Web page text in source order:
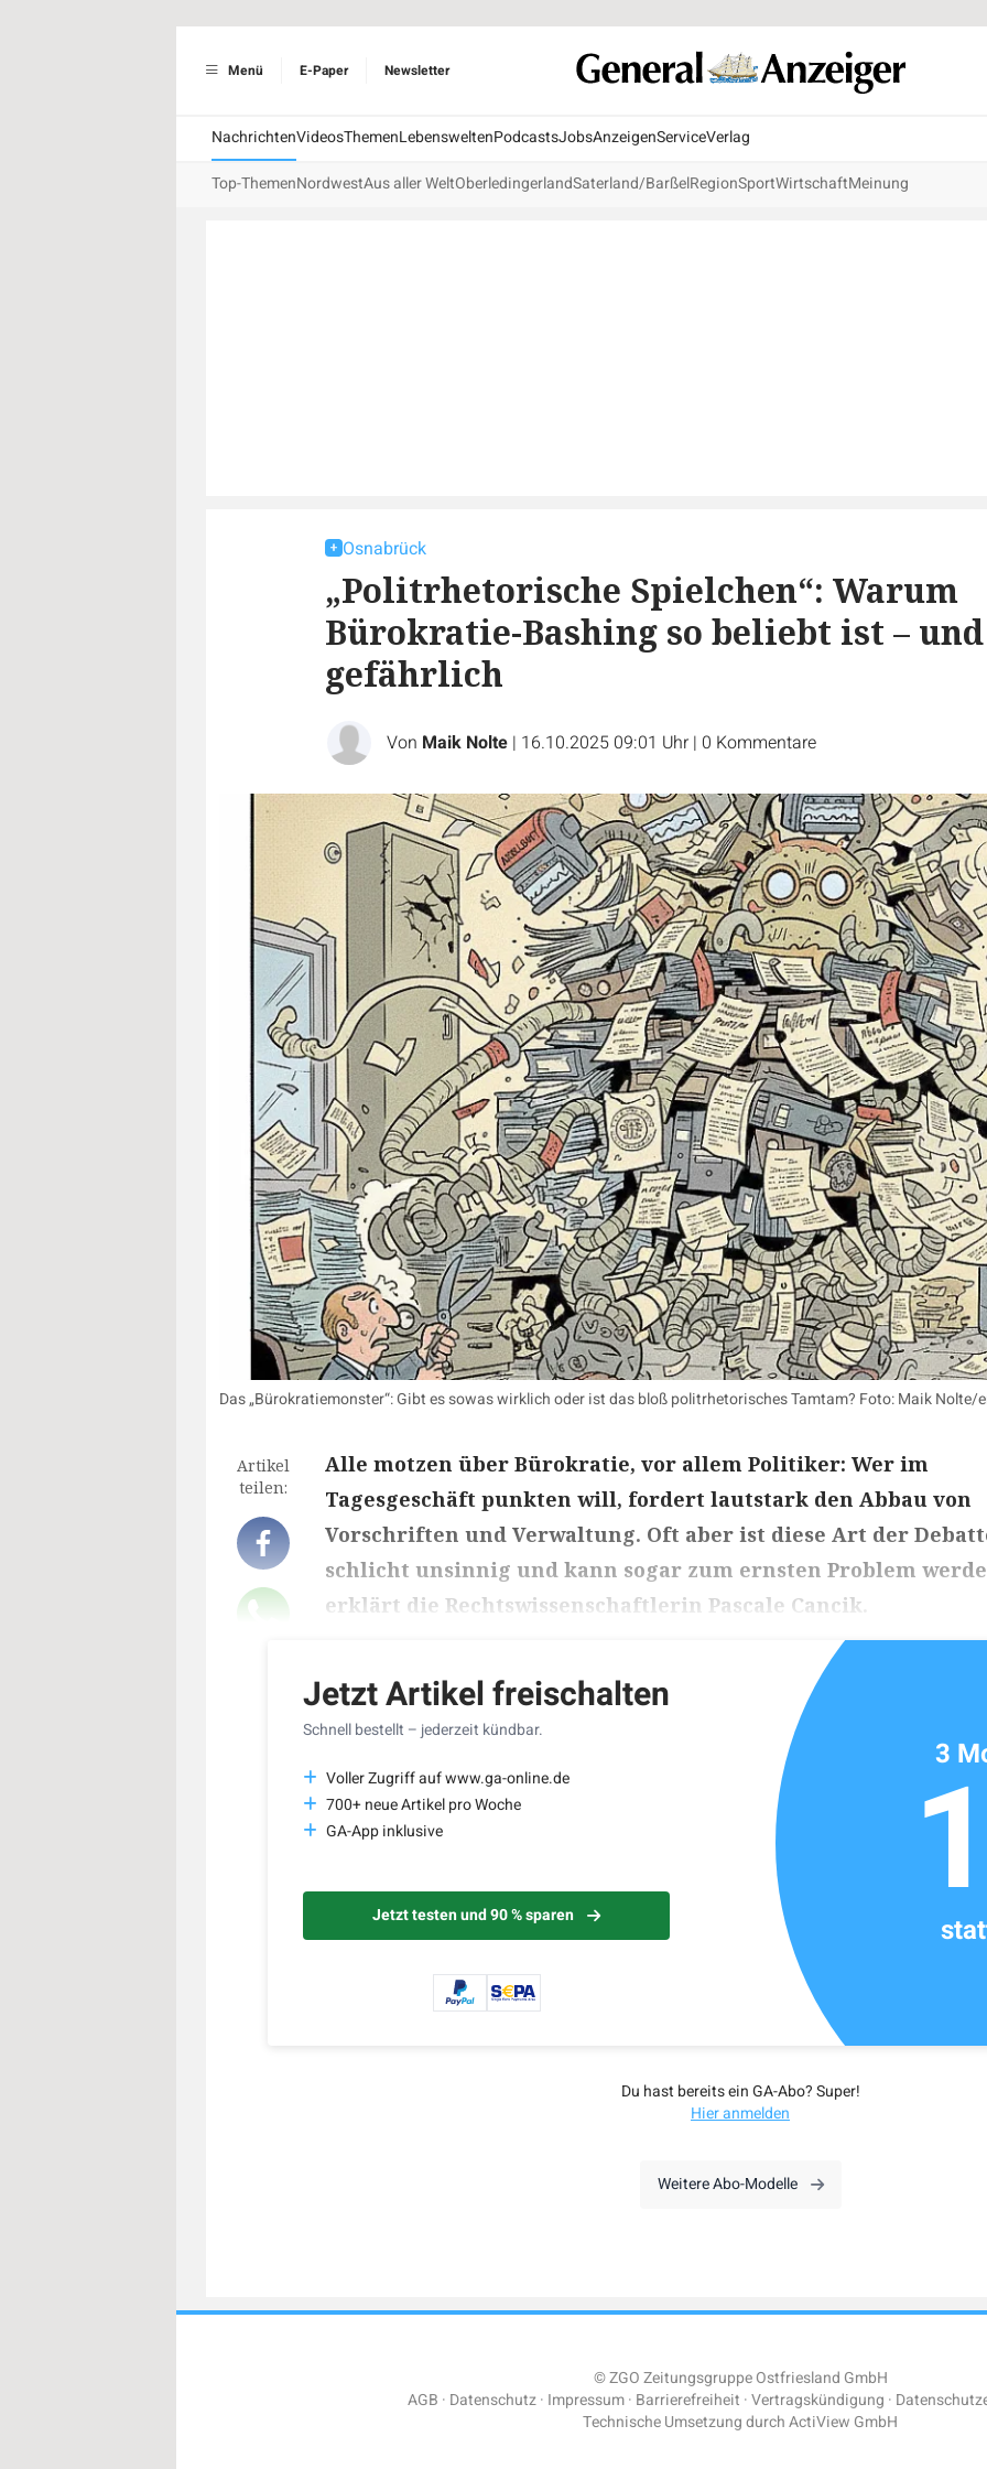
Menü E-Paper Newsletter
NachrichtenVideosThemenLebensweltenPodcastsJobsAnzeigenServiceVerlag
Top-ThemenNordwestAus aller WeltOberledingerlandSaterland/BarßelRegionSportWirtschaftMeinung
Osnabrück
„Politrhetorische Spielchen“: Warum
Bürokratie-Bashing so beliebt ist –
gefährlich
Von Maik Nolte | 16.10.2025 09:01 Uhr | 0 Kommentare
Das „Bürokratiemonster“: Gibt es sowas wirklich oder ist das bloß politrhetorisches Tamtam? Foto: Maik Nolte/
Artikel
teilen:
Alle motzen über Bürokratie, vor allem Politiker: Wer im
Tagesgeschäft punkten will, fordert lautstark den Abbau von
Vorschriften und Verwaltung. Oft aber ist diese Art der
schlicht unsinnig und kann sogar zum ernsten Problem
erklärt die Rechtswissenschaftlerin Pascale Cancik.
Jetzt Artikel freischalten
Schnell bestellt – jederzeit kündbar.
Voller Zugriff auf www.ga-online.de
700+ neue Artikel pro Woche
GA-App inklusive
Jetzt testen und 90 % sparen
3
Du hast bereits ein GA-Abo? Super!
Hier anmelden
Weitere Abo-Modelle
© ZGO Zeitungsgruppe Ostfriesland GmbH
AGB Datenschutz Impressum Barrierefreiheit Vertragskündigung
Technische Umsetzung durchActiView GmbH